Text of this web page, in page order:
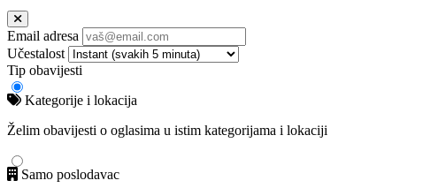
Email adresa
Učestalost
Tip obavijesti
Kategorije i lokacija
Želim obavijesti o oglasima u istim kategorijama i lokaciji
Samo poslodavac